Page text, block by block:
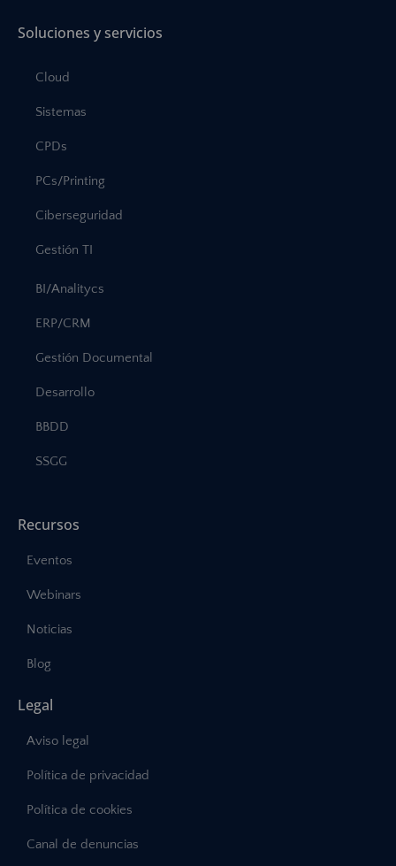
Soluciones y servicios
Cloud
Sistemas
CPDs
PCs/Printing
Ciberseguridad
Gestión TI
BI/Analitycs
ERP/CRM
Gestión Documental
Desarrollo
BBDD
SSGG
Recursos
Eventos
Webinars
Noticias
Blog
Legal
Aviso legal
Política de privacidad
Política de cookies
Canal de denuncias